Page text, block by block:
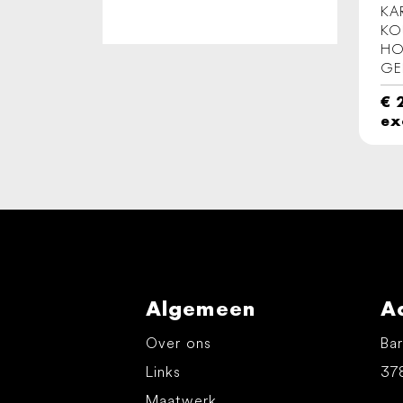
€
Algemeen
Over ons
Links